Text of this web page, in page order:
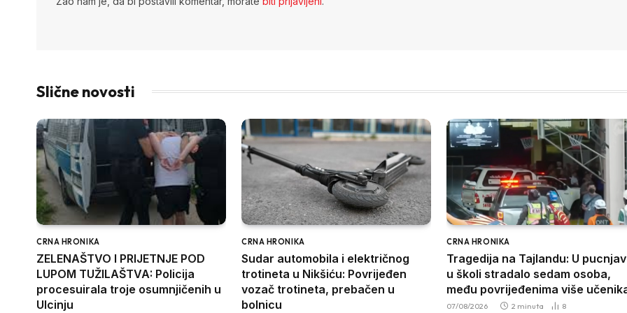
Slične novosti
CRNA HRONIKA
ZELENAŠTVO I PRIJETNJE POD
LUPOM TUŽILAŠTVA: Policija
procesuirala troje osumnjičenih u
Ulcinju
CRNA HRONIKA
Sudar automobila i električnog
trotineta u Nikšiću: Povrijeđen
vozač trotineta, prebačen u
bolnicu
CRNA HRONIKA
Tragedija na Tajlandu: U
u školi stradalo sedam osoba,
među povrijeđenima više
07/08/2026 2 minuta 8